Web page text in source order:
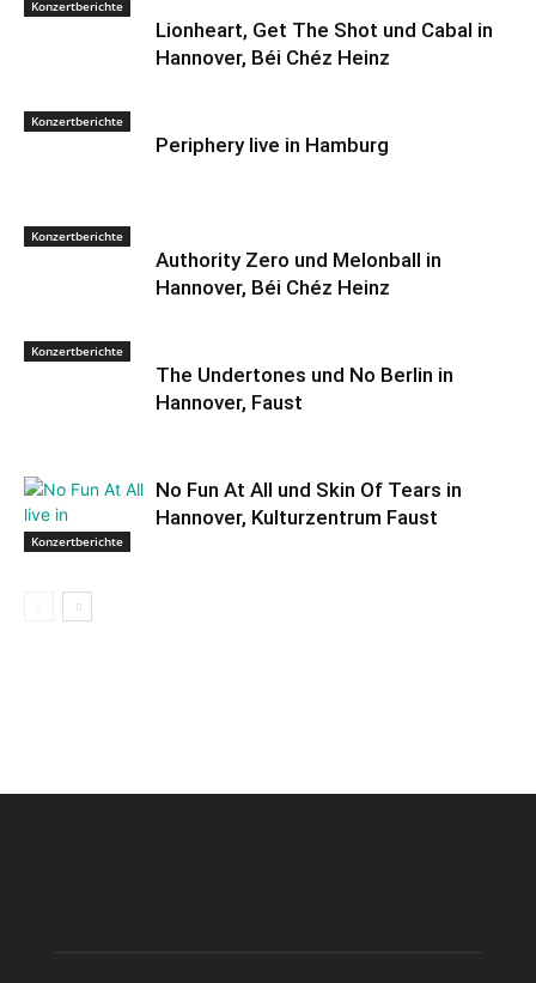
Konzertberichte
Lionheart, Get The Shot und Cabal in
Hannover, Béi Chéz Heinz
Konzertberichte
Periphery live in Hamburg
Konzertberichte
Authority Zero und Melonball in
Hannover, Béi Chéz Heinz
Konzertberichte
The Undertones und No Berlin in
Hannover, Faust
Konzertberichte
No Fun At All und Skin Of Tears in
Hannover, Kulturzentrum Faust